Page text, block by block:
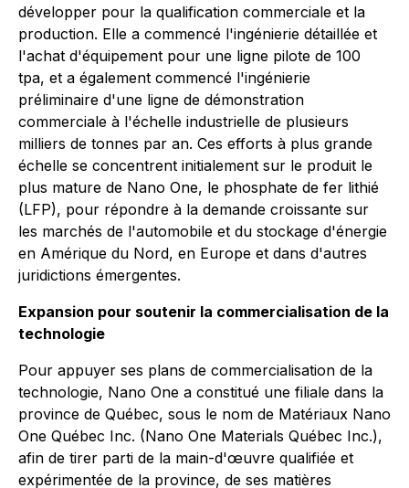
développer pour la qualification commerciale et la
production. Elle a commencé l'ingénierie détaillée et
l'achat d'équipement pour une ligne pilote de 100
tpa, et a également commencé l'ingénierie
préliminaire d'une ligne de démonstration
commerciale à l'échelle industrielle de plusieurs
milliers de tonnes par an. Ces efforts à plus grande
échelle se concentrent initialement sur le produit le
plus mature de Nano One, le phosphate de fer lithié
(LFP), pour répondre à la demande croissante sur
les marchés de l'automobile et du stockage d'énergie
en Amérique du Nord, en Europe et dans d'autres
juridictions émergentes.
Expansion pour soutenir la commercialisation de la
technologie
Pour appuyer ses plans de commercialisation de la
technologie, Nano One a constitué une filiale dans la
province de Québec, sous le nom de Matériaux Nano
One Québec Inc. (Nano One Materials Québec Inc.),
afin de tirer parti de la main-d'œuvre qualifiée et
expérimentée de la province, de ses matières